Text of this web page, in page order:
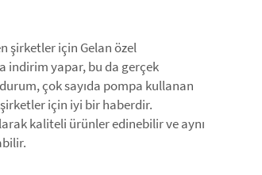
şirketler için Gelan özel
indirim yapar, bu da gerçek
çok sayıda pompa kullanan
için iyi bir haberdir.
kaliteli ürünler edinebilir ve aynı